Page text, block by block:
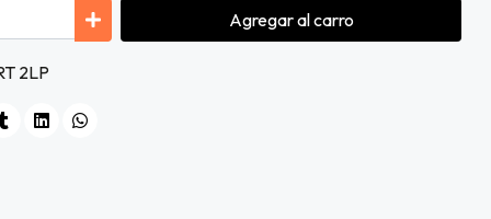
Agregaral carro
2LP